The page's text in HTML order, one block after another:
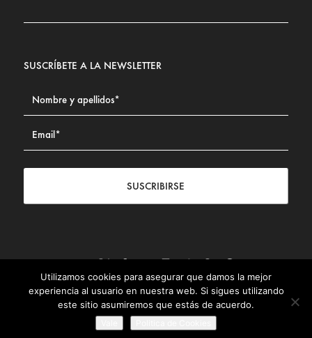
SUSCRÍBETE A LA NEWSLETTER
SUSCRIBIRSE
Contacto | Aviso legal | Política de privacidad | Política de
Cookies
© Fundación Civismo 2025
Utilizamos cookies para asegurar que damos la mejor
experiencia al usuario en nuestra web. Si sigues utilizando
este sitio asumiremos que estás de acuerdo.